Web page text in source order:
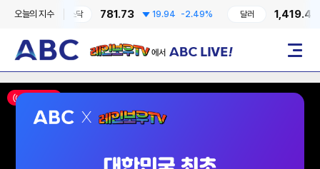
오늘의 지수코스닥 781.73 19.94 -2.49% 1,419.40
레인보우TV에서 ABC LIVE! 메뉴
ON AIR